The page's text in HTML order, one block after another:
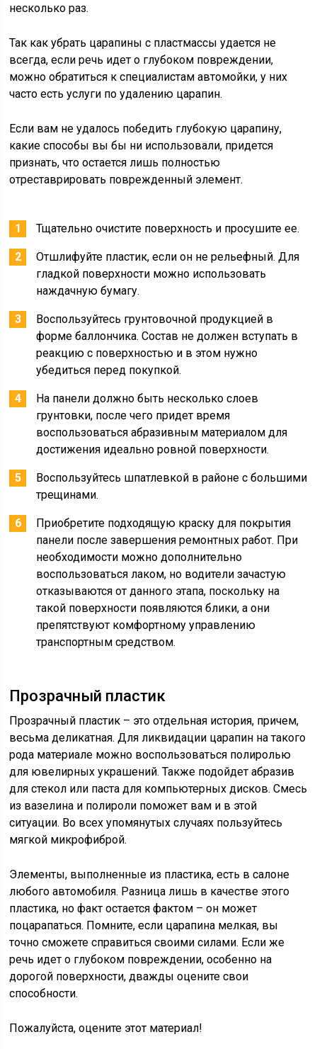
несколько раз.
Так как убрать царапины с пластмассы удается не
всегда, если речь идет о глубоком повреждении,
можно обратиться к специалистам автомойки, у них
часто есть услуги по удалению царапин.
Если вам не удалось победить глубокую царапину,
какие способы вы бы ни использовали, придется
признать, что остается лишь полностью
отреставрировать поврежденный элемент.
Тщательно очистите поверхность и просушите ее.
Отшлифуйте пластик, если он не рельефный. Для
гладкой поверхности можно использовать
наждачную бумагу.
Воспользуйтесь грунтовочной продукцией в
форме баллончика. Состав не должен вступать в
реакцию с поверхностью и в этом нужно
убедиться перед покупкой.
На панели должно быть несколько слоев
грунтовки, после чего придет время
воспользоваться абразивным материалом для
достижения идеально ровной поверхности.
Воспользуйтесь шпатлевкой в районе с большими
трещинами.
Приобретите подходящую краску для покрытия
панели после завершения ремонтных работ. При
необходимости можно дополнительно
воспользоваться лаком, но водители зачастую
отказываются от данного этапа, поскольку на
такой поверхности появляются блики, а они
препятствуют комфортному управлению
транспортным средством.
Прозрачный пластик
Прозрачный пластик – это отдельная история, причем,
весьма деликатная. Для ликвидации царапин на такого
рода материале можно воспользоваться полиролью
для ювелирных украшений. Также подойдет абразив
для стекол или паста для компьютерных дисков. Смесь
из вазелина и полироли поможет вам и в этой
ситуации. Во всех упомянутых случаях пользуйтесь
мягкой микрофиброй.
Элементы, выполненные из пластика, есть в салоне
любого автомобиля. Разница лишь в качестве этого
пластика, но факт остается фактом – он может
поцарапаться. Помните, если царапина мелкая, вы
точно сможете справиться своими силами. Если же
речь идет о глубоком повреждении, особенно на
дорогой поверхности, дважды оцените свои
способности.
Пожалуйста, оцените этот материал!